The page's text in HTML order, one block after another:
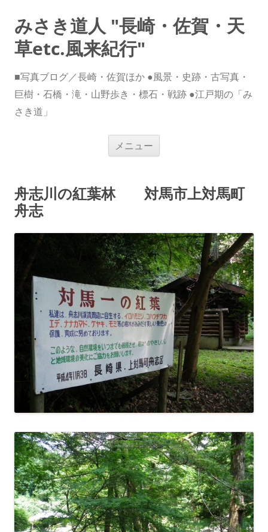
みさき道人 "長崎・佐賀・天
草etc.風来紀行"
■写真ブログ／長崎・佐賀ほか ●風景・史跡・古写真・
巨樹・石橋・滝・山野歩き・標石・戦跡 ●江戸期の「み
さき道」
メニュー
ス
キ
舟志川の紅葉林 対馬市上対馬町
舟志